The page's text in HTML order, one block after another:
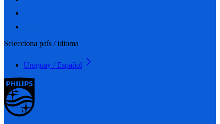
Selecciona país / idioma
Uruguay / Español